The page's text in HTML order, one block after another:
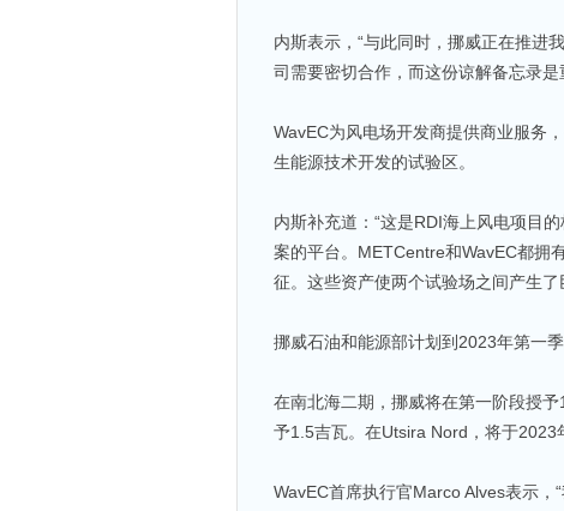
内斯表示，“与此同时，挪威正在推进
司需要密切合作，而这份谅解备忘录是
WavEC为风电场开发商提供商业服务
生能源技术开发的试验区。
内斯补充道：“这是RDI海上风电项目
案的平台。METCentre和WavEC都拥
征。这些资产使两个试验场之间产生了
挪威石油和能源部计划到2023年第一
在南北海二期，挪威将在第一阶段授
予1.5吉瓦。在Utsira Nord，将于2023
WavEC首席执行官Marco Alves表示